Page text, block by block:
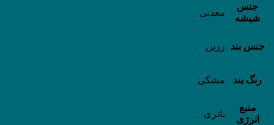
جنس
شیشه
معدنی
جنس بند رزین
رنگ بند مشکی
منبع
انرژی
باتری